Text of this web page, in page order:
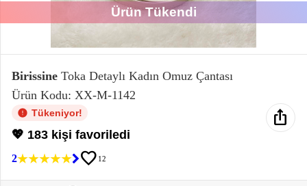
Sweatshirt
Ürün Tükendi
Birissine Toka Detaylı Kadın Omuz Çantası
Ürün Kodu: XX-M-1142
Tükeniyor!
💖 183 kişi favoriledi
2 favorite 12
ios_share